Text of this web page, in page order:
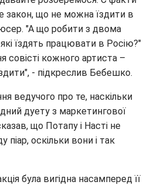
закон, що не можна їздити в
"А що робити з двома
їздять працювати в Росію?"
совісті кожного артиста –
- підкреслив Бебешко.
ведучого про те, наскільки
дуету з маркетингової
що Потапу і Насті не
піар, оскільки вони і так
була вигідна насамперед її